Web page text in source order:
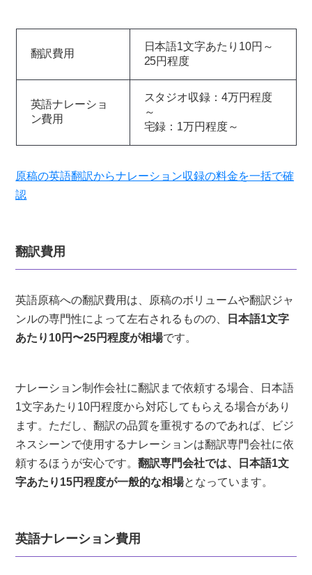
翻訳費用
日本語1文字あたり10円～
25円程度
英語ナレーショ
ン費用
スタジオ収録：4万円程度
～
宅録：1万円程度～
原稿の英語翻訳からナレーション収録の料金を一括で確
認
翻訳費用
英語原稿への翻訳費用は、原稿のボリュームや翻訳ジャ
ンルの専門性によって左右されるものの、
日本語1文字
あたり10円〜25円程度が相場です。
ナレーション制作会社に翻訳まで依頼する場合、日本語
1文字あたり10円程度から対応してもらえる場合があり
ます。ただし、翻訳の品質を重視するのであれば、ビジ
ネスシーンで使用するナレーションは翻訳専門会社に依
頼するほうが安心です。翻訳専門会社では、日本語1文
字あたり15円程度が一般的な相場となっています。
英語ナレーション費用